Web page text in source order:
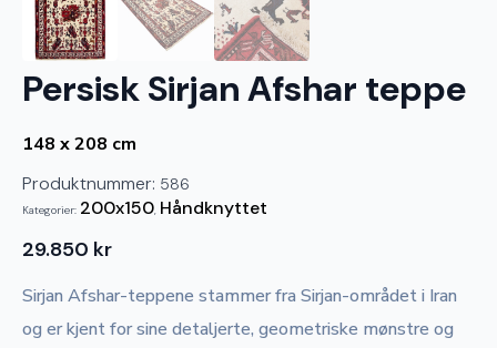
Persisk Sirjan Afshar teppe
148 x 208 cm
Produktnummer: 586
Kategorier: 200x150, Håndknyttet
29.850 kr
Sirjan Afshar-teppene stammer fra Sirjan-området i Iran
og er kjent for sine detaljerte, geometriske mønstre og